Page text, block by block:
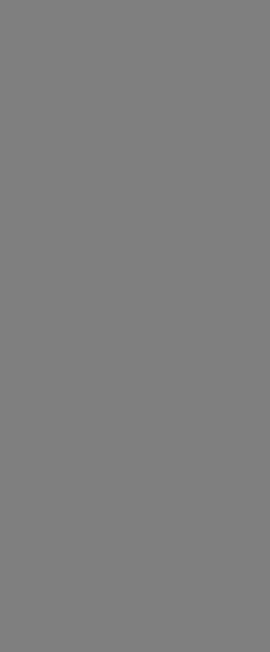
beachten Sie, dass Daten hierfür